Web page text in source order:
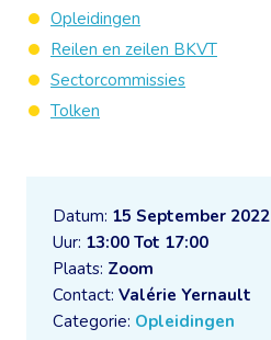
Datum: 15 September 2022
Uur: 13:00 Tot 17:00
Plaats: Zoom
Contact: Valérie Yernault
Categorie: Opleidingen
Opleidingen
Reilen en zeilen BKVT
Sectorcommissies
Tolken